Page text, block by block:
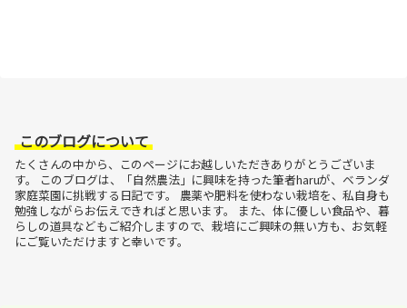
このブログについて
たくさんの中から、このページにお越しいただきありがとうございま
す。
このブログは、「自然農法」に興味を持った筆者haruが、ベランダ
家庭菜園に挑戦する日記です。
農薬や肥料を使わない栽培を、私自身も
勉強しながらお伝えできればと思います。
また、体に優しい食品や、暮
らしの道具などもご紹介しますので、栽培にご興味の無い方も、お気軽
にご覧いただけますと幸いです。